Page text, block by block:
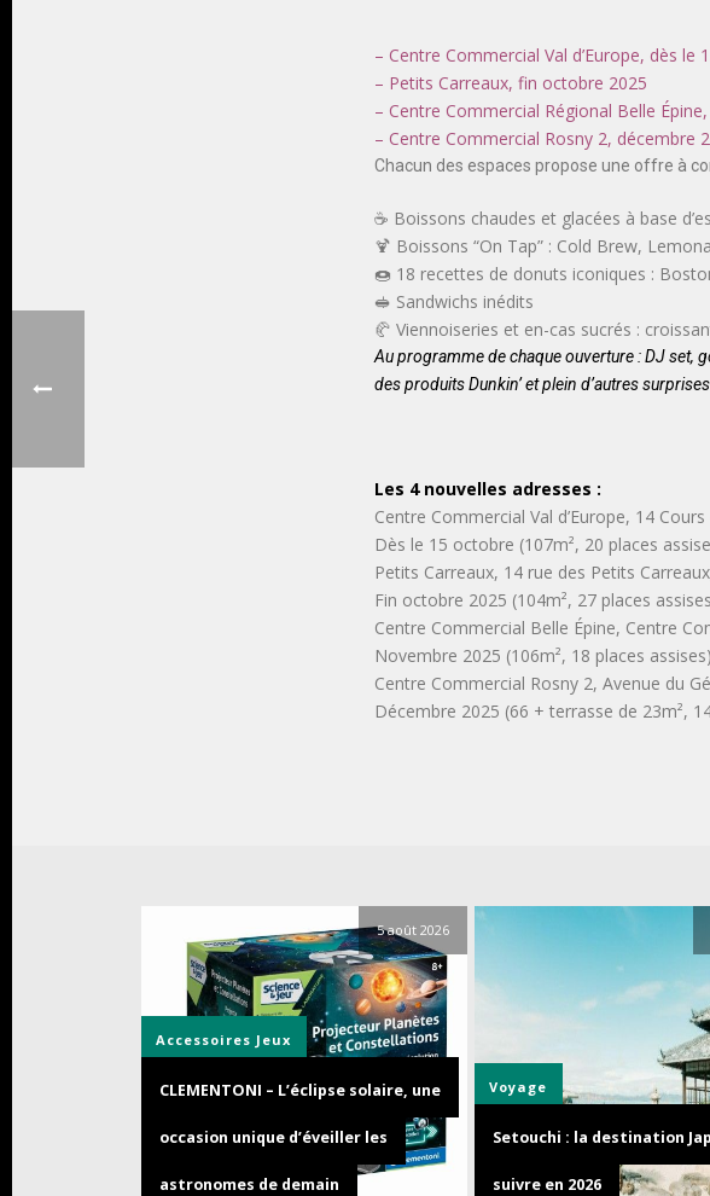
– Centre Commercial Val d’Europe, dès le
– Petits Carreaux, fin octobre 2025
– Centre Commercial Régional Belle
– Centre Commercial Rosny 2, décembre
Chacun des espaces propose une offre à
☕ Boissons chaudes et glacées à base
🍹 Boissons “On Tap” : Cold Brew,
🍩 18 recettes de donuts iconiques :
🥪 Sandwichs inédits
🥐 Viennoiseries et en-cas sucrés :
Au programme de chaque ouverture : DJ
des produits Dunkin’ et plein d’autres
Les 4 nouvelles adresses :
Centre Commercial Val d’Europe, 14
Dès le 15 octobre (107m², 20 places
Petits Carreaux, 14 rue des Petits
Fin octobre 2025 (104m², 27 places
Centre Commercial Belle Épine, Centre
Novembre 2025 (106m², 18 places assises)
Centre Commercial Rosny 2, Avenue du
Décembre 2025 (66 + terrasse de 23m²,
5 août 2026
Accessoires Jeux
CLEMENTONI – L’éclipse solaire, une
occasion unique d’éveiller les
astronomes de demain
Voyage
Setouchi : la destination
suivre en 2026